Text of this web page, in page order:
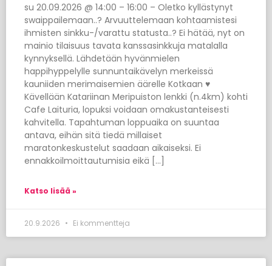
su 20.09.2026 @ 14:00 – 16:00 – Oletko kyllästynyt
swaippailemaan..? Arvuuttelemaan kohtaamistesi
ihmisten sinkku-/varattu statusta..? Ei hätää, nyt on
mainio tilaisuus tavata kanssasinkkuja matalalla
kynnyksellä. Lähdetään hyvänmielen
happihyppelylle sunnuntaikävelyn merkeissä
kauniiden merimaisemien äärelle Kotkaan ♥
Kävellään Katariinan Meripuiston lenkki (n.4km) kohti
Cafe Laituria, lopuksi voidaan omakustanteisesti
kahvitella. Tapahtuman loppuaika on suuntaa
antava, eihän sitä tiedä millaiset
maratonkeskustelut saadaan aikaiseksi. Ei
ennakkoilmoittautumisia eikä […]
Katso lisää »
20.9.2026 Ei kommentteja